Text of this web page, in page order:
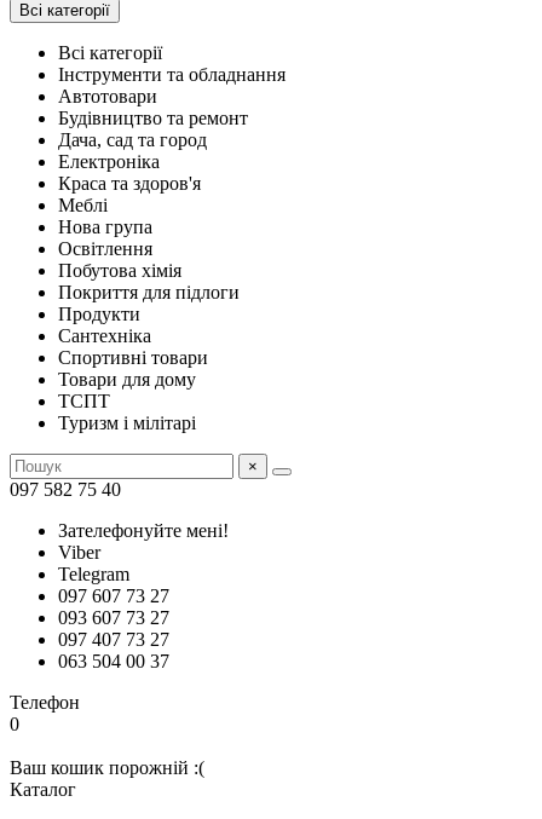
Всі категорії
Всі категорії
Інструменти та обладнання
Автотовари
Будівництво та ремонт
Дача, сад та город
Електроніка
Краса та здоров'я
Меблі
Нова група
Освітлення
Побутова хімія
Покриття для підлоги
Продукти
Сантехніка
Спортивні товари
Товари для дому
ТСПТ
Туризм і мілітарі
×
097 582 75 40
Зателефонуйте мені!
Viber
Telegram
097 607 73 27
093 607 73 27
097 407 73 27
063 504 00 37
Телефон
0
Ваш кошик порожній :(
Каталог